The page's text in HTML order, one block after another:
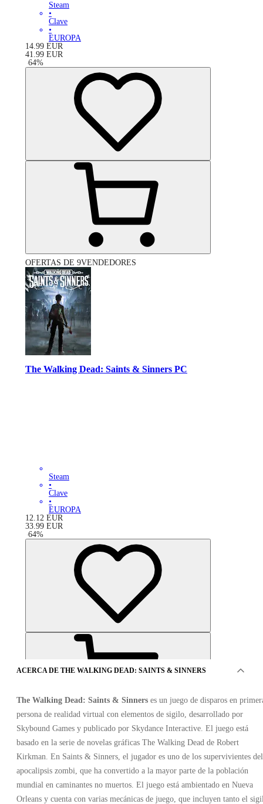
Steam
•
Clave
•
EUROPA
14.99 EUR
41.99 EUR
-64%
OFERTAS DE 9VENDEDORES
The Walking Dead: Saints & Sinners PC
Steam
•
Clave
•
EUROPA
12.12 EUR
33.99 EUR
-64%
OFERTAS DE 1 VENDEDOR
ACERCA DE THE WALKING DEAD: SAINTS & SINNERS
The Walking Dead: Saints & Sinners es un juego de disparos en
persona de realidad virtual con elementos de sigilo, desarrollado por
Skybound Games y publicado por Skydance Interactive. El juego está
basado en la serie de novelas gráficas The Walking Dead de Robert
Kirkman. En Saints & Sinners, el jugador es uno de los supervivientes del
apocalipsis zombi, que ha convertido a la mayor parte de la población
mundial en caminantes no muertos. El juego está ambientado en Nueva
Orleans y cuenta con varias mecánicas de juego, que incluyen tanto el